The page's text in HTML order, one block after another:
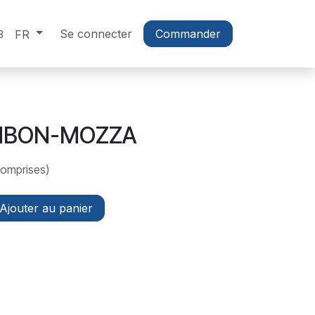
FR Se connecter Commander
MOZZA
au panier